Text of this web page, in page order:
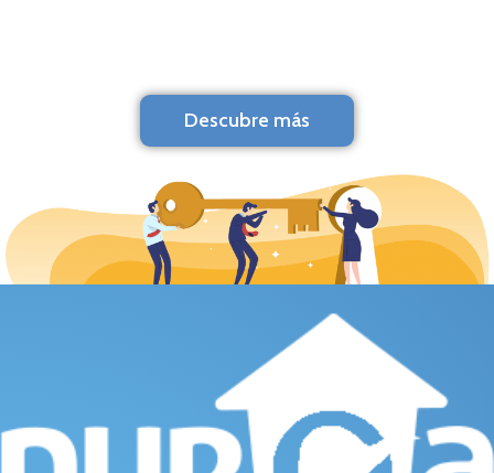
Descubre más